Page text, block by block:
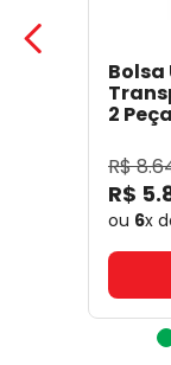
2
R$8.
R$ 5.
ou 6x